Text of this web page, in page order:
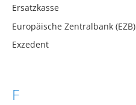
Ersatzkasse
Europäische Zentralbank (EZB)
Exzedent
F